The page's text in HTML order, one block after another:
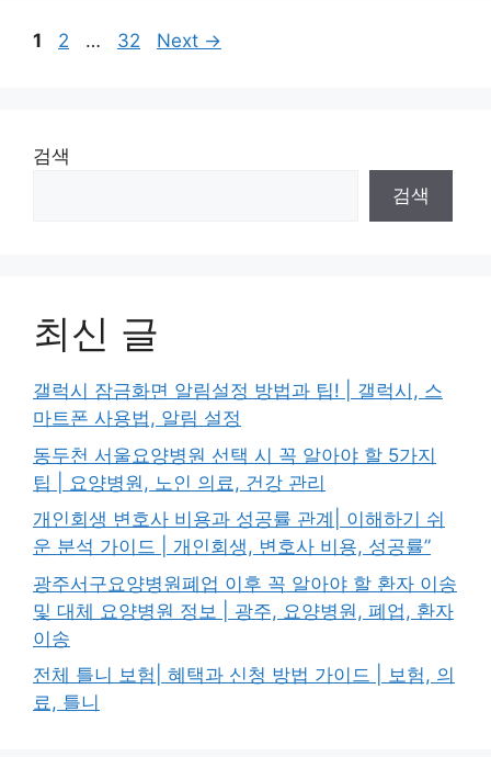
Page
1 Page
2 … Page
32 Next →
검색
검색
최신 글
갤럭시 잠금화면 알림설정 방법과 팁! | 갤럭시, 스
마트폰 사용법, 알림 설정
동두천 서울요양병원 선택 시 꼭 알아야 할 5가지
팁 | 요양병원, 노인 의료, 건강 관리
개인회생 변호사 비용과 성공률 관계| 이해하기 쉬
운 분석 가이드 | 개인회생, 변호사 비용, 성공률”
광주서구요양병원폐업 이후 꼭 알아야 할 환자 이송
및 대체 요양병원 정보 | 광주, 요양병원, 폐업, 환자
이송
전체 틀니 보험| 혜택과 신청 방법 가이드 | 보험, 의
료, 틀니